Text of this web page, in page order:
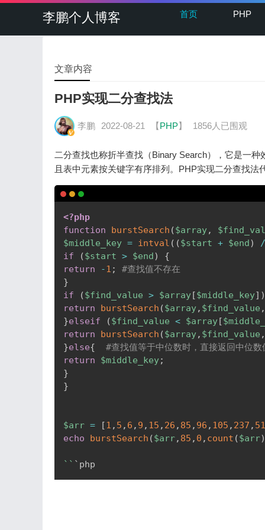
李鹏个人博客 首页 PHP
文章内容
PHP实现二分查找法
李鹏 2022-08-21 【PHP】 1856人已围观
二分查找也称折半查找（Binary Search），它是一
且表中元素按关键字有序排列。PHP实现二分查找法
<?php
function
burstSearch ($array,
$middle_key = intval ( ($start + $end)
/
if
($start > $end)
{
return
-1 ;
#查找值不存在
}
if
($find_value > $array[$middle_key] )
return
burstSearch ($array, $find_value ,
}elseif ($find_value < $array[
return
burstSearch ($array, $find_value ,
}else{
#查找值等于中位数时，直接返回中位数
return
$middle_key;
}
}
$arr = [1 , 5 , 6 , 9 , 15 , 26 , 85 , 96 , 105 , 237 ,
echo
burstSearch ($arr, 85 , 0 , count ($arr)
``